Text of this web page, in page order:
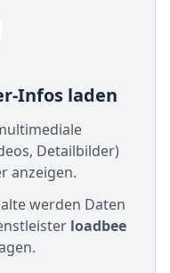
Infos laden
Detailbilder)
anzeigen.
werden Daten
loadbee